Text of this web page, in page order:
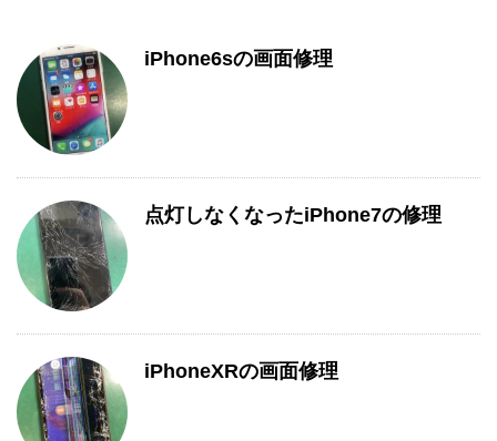
iPhone6sの画面修理
点灯しなくなったiPhone7の修理
iPhoneXRの画面修理